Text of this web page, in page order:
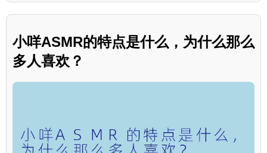
小咩ASMR的特点是什么，为什么那么
多人喜欢？